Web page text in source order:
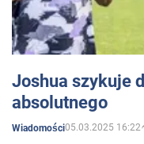
Joshua szykuje
absolutnego
Wiadomości05.03.2025 16:22